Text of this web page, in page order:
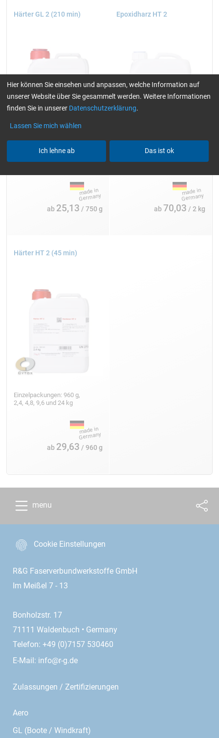
Härter GL 2 (210 min)
0,75, 1,5, 3, 7,5, 20 und 180 kg
ab 25,13 / 750 g
Epoxidharz HT 2
2, 5, 10 und 30 kg
ab 70,03 / 2 kg
Härter HT 2 (45 min)
Einzelpackungen: 960 g,
2,4, 4,8, 9,6 und 24 kg
ab 29,63 / 960 g
menu
Cookie Einstellungen
R&G Faserverbundwerkstoffe GmbH
Im Meißel 7 - 13
Bonholzstr. 17
71111 Waldenbuch • Germany
Telefon: +49 (0)7157 530460
E-Mail: info@r-g.de
Zulassungen / Zertifizierungen
Aero
GL (Boote / Windkraft)
Hier können Sie einsehen und anpassen, welche Information auf
unserer Website über Sie gesammelt werden. Weitere Informationen
finden Sie in unserer Datenschutzerklärung.
Lassen Sie mich wählen
Ich lehne ab Das ist ok